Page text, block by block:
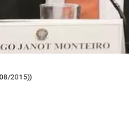
2015))